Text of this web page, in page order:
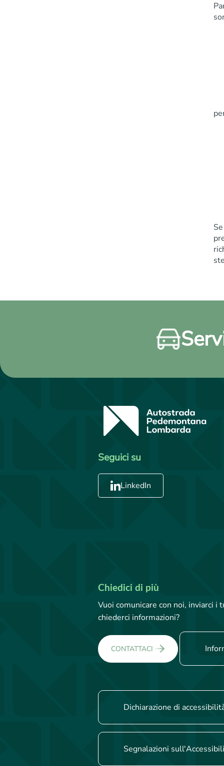
Seguici su
LinkedIn
Chiedici di più
Vuoi comunicare con noi, inviarci
chiederci informazioni?
CONTATTACI
Dichiarazione di
Segnalazioni